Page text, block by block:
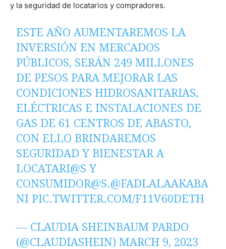
y la seguridad de locatarios y compradores.
ESTE AÑO AUMENTAREMOS LA
INVERSIÓN EN MERCADOS
PÚBLICOS, SERÁN 249 MILLONES
DE PESOS PARA MEJORAR LAS
CONDICIONES HIDROSANITARIAS,
ELÉCTRICAS E INSTALACIONES DE
GAS DE 61 CENTROS DE ABASTO,
CON ELLO BRINDAREMOS
SEGURIDAD Y BIENESTAR A
LOCATARI@S Y
CONSUMIDOR@S.@FADLALAAKABA
NI PIC.TWITTER.COM/F11V60DETH
— CLAUDIA SHEINBAUM PARDO
(@CLAUDIASHEIN)MARCH 9, 2023